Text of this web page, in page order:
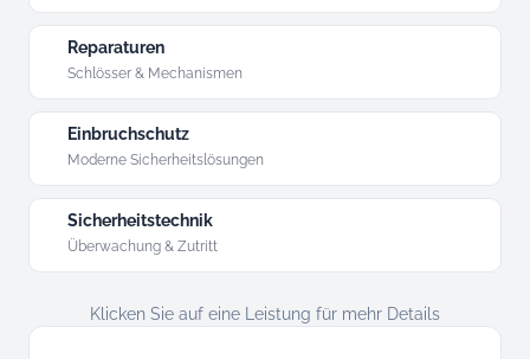
Reparaturen
Schlösser & Mechanismen
Einbruchschutz
Moderne Sicherheitslösungen
Sicherheitstechnik
Überwachung & Zutritt
Klicken Sie auf eine Leistung für mehr Details